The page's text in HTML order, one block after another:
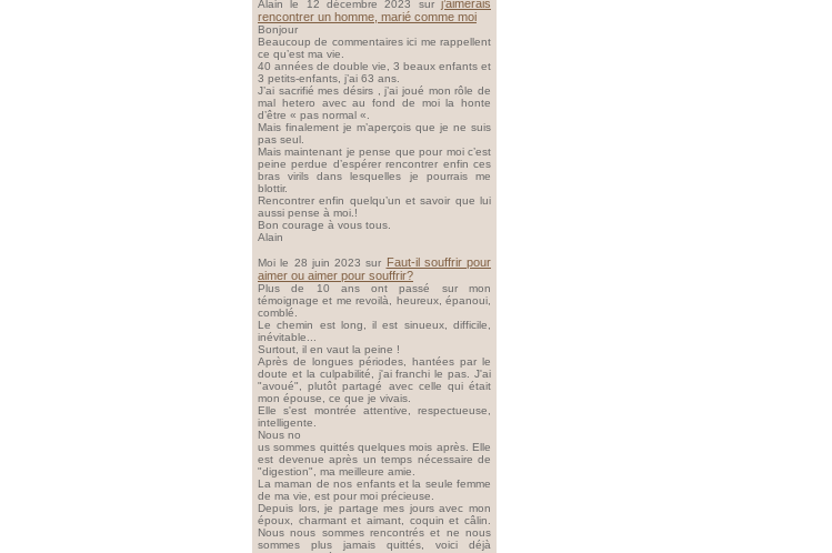
Alain le 12 décembre 2023 sur j’aimerais
rencontrer un homme, marié comme moi
Bonjour
Beaucoup de commentaires ici me rappellent
ce qu’est ma vie.
40 années de double vie, 3 beaux enfants et
3 petits-enfants, j’ai 63 ans.
J’ai sacrifié mes désirs , j’ai joué mon rôle de
mal hetero avec au fond de moi la honte
d’être « pas normal «.
Mais finalement je m’aperçois que je ne suis
pas seul.
Mais maintenant je pense que pour moi c’est
peine perdue d’espérer rencontrer enfin ces
bras virils dans lesquelles je pourrais me
blottir.
Rencontrer enfin quelqu’un et savoir que lui
aussi pense à moi.!
Bon courage à vous tous.
Alain
Moi le 28 juin 2023 sur Faut-il souffrir pour
aimer ou aimer pour souffrir?
Plus de 10 ans ont passé sur mon
témoignage et me revoilà, heureux, épanoui,
comblé.
Le chemin est long, il est sinueux, difficile,
inévitable...
Surtout, il en vaut la peine !
Après de longues périodes, hantées par le
doute et la culpabilité, j'ai franchi le pas. J'ai
"avoué", plutôt partagé avec celle qui était
mon épouse, ce que je vivais.
Elle s'est montrée attentive, respectueuse,
intelligente.
Nous no
us sommes quittés quelques mois après. Elle
est devenue après un temps nécessaire de
"digestion", ma meilleure amie.
La maman de nos enfants et la seule femme
de ma vie, est pour moi précieuse.
Depuis lors, je partage mes jours avec mon
époux, charmant et aimant, coquin et câlin.
Nous nous sommes rencontrés et ne nous
sommes plus jamais quittés, voici déjà